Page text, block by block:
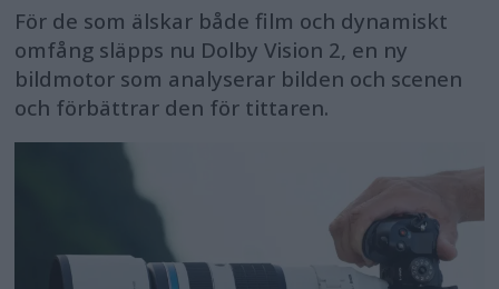
För de som älskar både film och dynamiskt
omfång släpps nu Dolby Vision 2, en ny
bildmotor som analyserar bilden och scenen
och förbättrar den för tittaren.